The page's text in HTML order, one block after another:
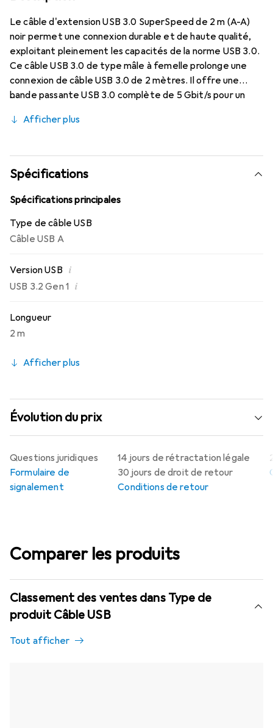
Le câble d'extension USB 3.0 SuperSpeed de 2 m (A-A)
noir permet une connexion durable et de haute qualité,
exploitant pleinement les capacités de la norme USB 3.0.
Ce câble USB 3.0 de type mâle à femelle prolonge une
connexion de câble USB 3.0 de 2 mètres. Il offre une
bande passante USB 3.0 complète de 5 Gbit/s pour un
utilisé avec un hôte et un appareil USB 3.0. Ce câble
paire torsadée blindée (STP) de haute qualité, qui
contribue à éviter les interférences électromagnétiques
et à garantir une communication de données fiable.
Afficher plus
Spécifications
Spécifications principales
Type de câble USB
Câble USB A
Version USB i
USB 3.2 Gen 1 i
Longueur
2 m
Afficher plus
Évolution du prix
14 jours de rétractation légale
30 jours de droit de retour
Conditions de retour
Questions juridiques
Formulaire de
signalement
Comparer les produits
Classement des ventes dans Type de
produit Câble USB
Tout afficher